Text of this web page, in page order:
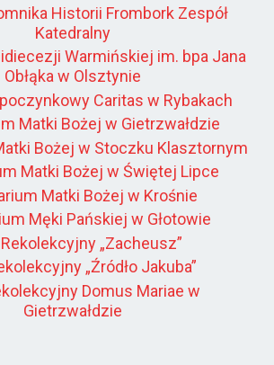
Historii Frombork Zespół
Katedralny
Warmińskiej im. bpa Jana
Obłąka w Olsztynie
Caritas w Rybakach
Matki Bożej w Gietrzwałdzie
Bożej w Stoczku Klasztornym
Matki Bożej w Świętej Lipce
Matki Bożej w Krośnie
Męki Pańskiej w Głotowie
„Zacheusz”
„Źródło Jakuba”
Domus Mariae w
Gietrzwałdzie